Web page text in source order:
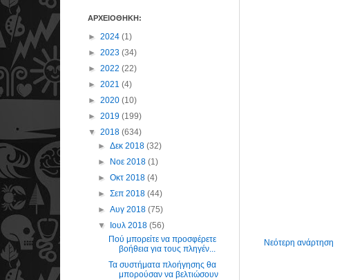
Νεότερη ανάρτηση
ΑΡΧΕΙΟΘΗΚΗ:
► 2024 (1)
► 2023 (34)
► 2022 (22)
► 2021 (4)
► 2020 (10)
► 2019 (199)
▼ 2018 (634)
►Δεκ 2018(32)
► Νοε 2018(1)
►Οκτ 2018(4)
►Σεπ 2018(44)
►Αυγ 2018(75)
▼ Ιουλ 2018(56)
Πού μπορείτε να προσφέρετε
βοήθεια για τους πληγέν...
Τα συστήματα πλοήγησης θα
μπορούσαν να βελτιώσουν